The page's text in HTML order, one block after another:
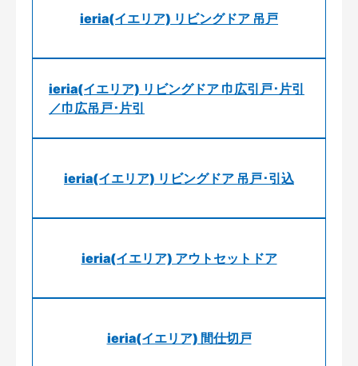
ieria(イエリア) リビングドア 吊戸
ieria(イエリア) リビングドア 巾広引戸･片引
／巾広吊戸･片引
ieria(イエリア) リビングドア 吊戸･引込
ieria(イエリア) アウトセットドア
ieria(イエリア) 間仕切戸